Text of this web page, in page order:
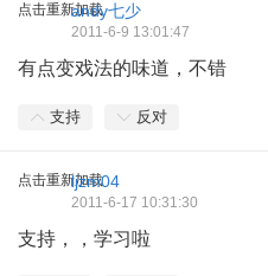
点击重新加载andy七少
2011-6-9 13:01:47
有点变戏法的味道，不错
支持 反对
点击重新加载
ljzm04
2011-6-17 10:31:30
支持，，学习啦